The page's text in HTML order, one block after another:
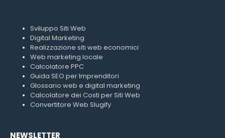
Sviluppo Siti Web
Digital Marketing
Realizzazione siti web economici
Web marketing locale
Calcolatore PPC
Guida SEO per Imprenditori
Glossario web e digital marketing
Calcolatore dei Costi per Siti Web
Convertitore Web Slugify
NEWSLETTER